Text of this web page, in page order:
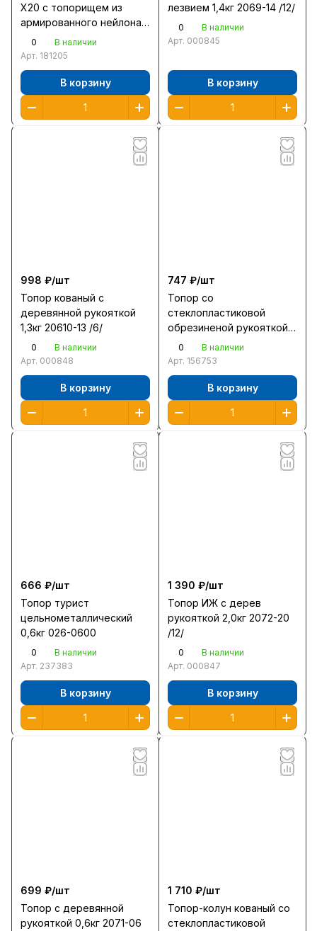
X20 с топорищем из
армированного нейлона
710мм 2кг 20660-20
0
В наличии
Арт. 181205
В корзину
лезвием 1,4кг 2069-14 /12/
0
В наличии
Арт. 000845
В корзину
998 ₽/шт
Топор кованый с
деревянной рукояткой
1,3кг 20610-13 /6/
0
В наличии
Арт. 000848
В корзину
747 ₽/шт
Топор со
стеклопластиковой
обрезиненой рукояткой
0,6кг 20601-06/056-0600
/6/
0
В наличии
Арт. 156753
В корзину
666 ₽/шт
Топор турист
цельнометаллический
0,6кг 026-0600
0
В наличии
Арт. 237383
В корзину
1 390 ₽/шт
Топор ИЖ с дерев
рукояткой 2,0кг 2072-20
/12/
0
В наличии
Арт. 000847
В корзину
699 ₽/шт
Топор с деревянной
рукояткой 0,6кг 2071-06
1 710 ₽/шт
Топор-колун кованый со
стеклопластиковой